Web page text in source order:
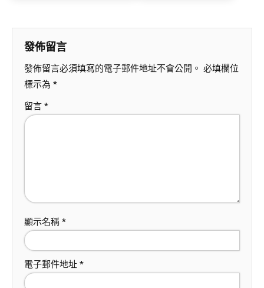
發佈留言
發佈留言必須填寫的電子郵件地址不會公開。 必填欄位
標示為 *
留言 *
顯示名稱 *
電子郵件地址 *